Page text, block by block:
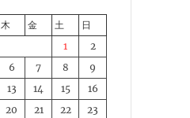
木 金 土
日
1
2
6 7 8
9
13 14 15
16
20 21 22
23